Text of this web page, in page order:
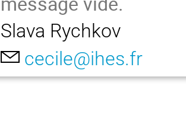
Slava Rychkov
cecile@ihes.fr